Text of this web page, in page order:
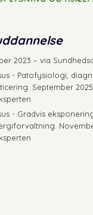
2023 – via
- Patofysiologi,
September 2025
- Gradvis